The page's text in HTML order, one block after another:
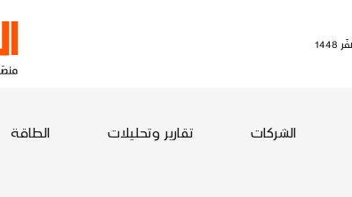
الشركات تقارير وتحليلات الطاقة